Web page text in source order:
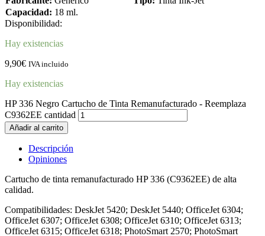
Capacidad: 18 ml.
Disponibilidad:
Hay existencias
9,90€ IVA incluido
Hay existencias
HP 336 Negro Cartucho de Tinta Remanufacturado - Reemplaza
C9362EE cantidad
Añadir al carrito
Descripción
Opiniones
Cartucho de tinta remanufacturado HP 336 (C9362EE) de alta
calidad.
Compatibilidades: DeskJet 5420; DeskJet 5440; OfficeJet 6304;
OfficeJet 6307; OfficeJet 6308; OfficeJet 6310; OfficeJet 6313;
OfficeJet 6315; OfficeJet 6318; PhotoSmart 2570; PhotoSmart